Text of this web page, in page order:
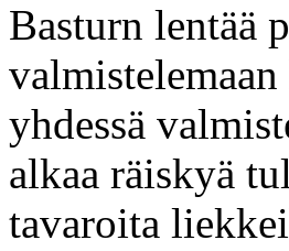
Basturn lentää
yhdessä
alkaa räiskyä
tavaroita